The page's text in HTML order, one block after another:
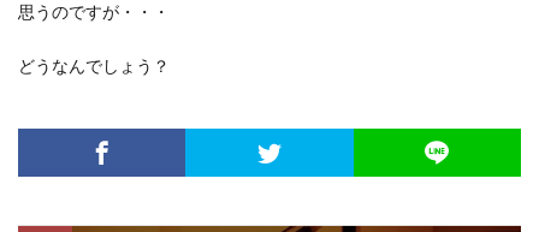
思うのですが・・・
どうなんでしょう？